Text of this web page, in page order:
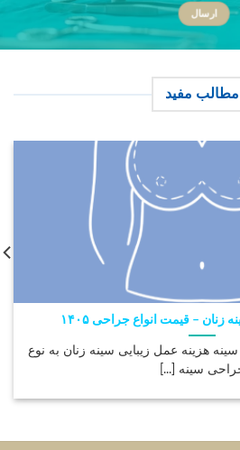
مطالب مفید
زنان – قیمت انواع جراحی ۱۴۰۵
هزینه عمل زیبایی سینه زنان به نوع
سینه [...]